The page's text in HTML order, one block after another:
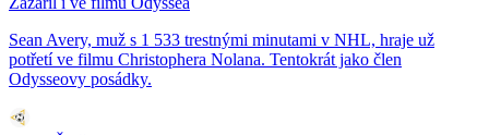
Sean Avery, muž s 1 533 trestnými minutami v NHL, hraje už
potřetí ve filmu Christophera Nolana. Tentokrát jako člen
Odysseovy posádky.